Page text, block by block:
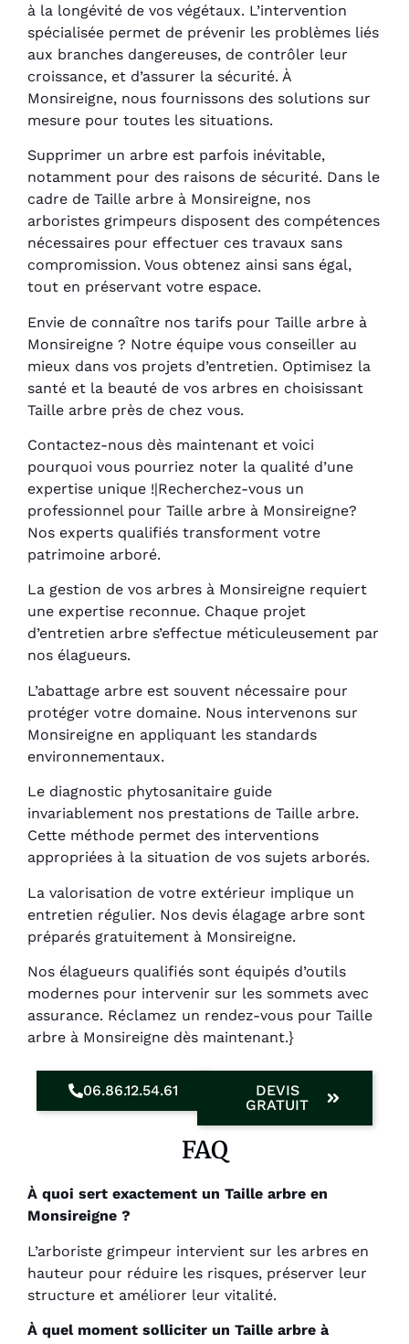
à la longévité de vos végétaux. L’intervention
spécialisée permet de prévenir les problèmes liés
aux branches dangereuses, de contrôler leur
croissance, et d’assurer la sécurité. À
Monsireigne, nous fournissons des solutions sur
mesure pour toutes les situations.
Supprimer un arbre est parfois inévitable,
notamment pour des raisons de sécurité. Dans le
cadre de Taille arbre à Monsireigne, nos
arboristes grimpeurs disposent des compétences
nécessaires pour effectuer ces travaux sans
compromission. Vous obtenez ainsi sans égal,
tout en préservant votre espace.
Envie de connaître nos tarifs pour Taille arbre à
Monsireigne ? Notre équipe vous conseiller au
mieux dans vos projets d’entretien. Optimisez la
santé et la beauté de vos arbres en choisissant
Taille arbre près de chez vous.
Contactez-nous dès maintenant et voici
pourquoi vous pourriez noter la qualité d’une
expertise unique !|Recherchez-vous un
professionnel pour Taille arbre à Monsireigne?
Nos experts qualifiés transforment votre
patrimoine arboré.
La gestion de vos arbres à Monsireigne requiert
une expertise reconnue. Chaque projet
d’entretien arbre s’effectue méticuleusement par
nos élagueurs.
L’abattage arbre est souvent nécessaire pour
protéger votre domaine. Nous intervenons sur
Monsireigne en appliquant les standards
environnementaux.
Le diagnostic phytosanitaire guide
invariablement nos prestations de Taille arbre.
Cette méthode permet des interventions
appropriées à la situation de vos sujets arborés.
La valorisation de votre extérieur implique un
entretien régulier. Nos devis élagage arbre sont
préparés gratuitement à Monsireigne.
Nos élagueurs qualifiés sont équipés d’outils
modernes pour intervenir sur les sommets avec
assurance. Réclamez un rendez-vous pour Taille
arbre à Monsireigne dès maintenant.}
06.86.12.54.61
DEVIS
GRATUIT
FAQ
À quoi sert exactement un Taille arbre en
Monsireigne ?
L’arboriste grimpeur intervient sur les arbres en
hauteur pour réduire les risques, préserver leur
structure et améliorer leur vitalité.
À quel moment solliciter un Taille arbre à